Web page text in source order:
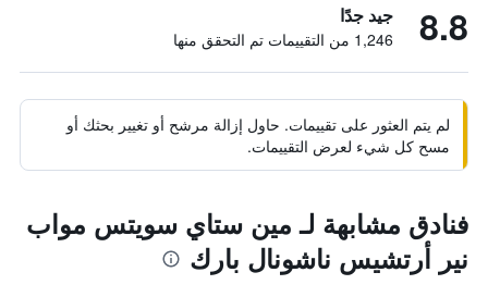
8.8 جيد جدًا
1,246 من التقييمات تم التحقق منها
لم يتم العثور على تقييمات. حاول إزالة مرشح أو تغيير بحثك أو
مسح كل شيء لعرض التقييمات.
فنادق مشابهة لـ مين ستاي سويتس مواب
نير أرتشيس ناشونال بارك